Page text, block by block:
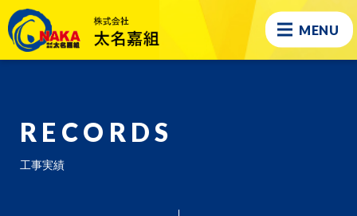
MENU
RECORDS
工事実績